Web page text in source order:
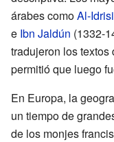
árabes comoAl-Idrisi
e Ibn Jaldún (1332-
tradujeron los
permitió que luego
En Europa, la
un tiempo de
de los monjes